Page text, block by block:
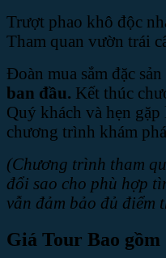
Trượt phao khô độc
Tham quan vườn trái
Đoàn mua sắm đặc
ban đầu. Kết thúc
Quý khách và hẹn
chương trình khám
(Chương trình tham
đổi sao cho phù hợp
vẫn đảm bảo đủ điểm
Giá Tour Bao gồm